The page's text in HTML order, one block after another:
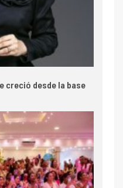
creció desde la base